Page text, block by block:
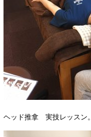
ヘッド推拿 実技レッスン。